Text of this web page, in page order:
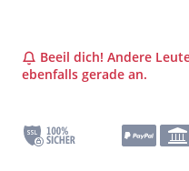
Beeil dich! Andere
ebenfalls gerade an.